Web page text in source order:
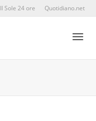
Il Sole 24 ore Quotidiano.net